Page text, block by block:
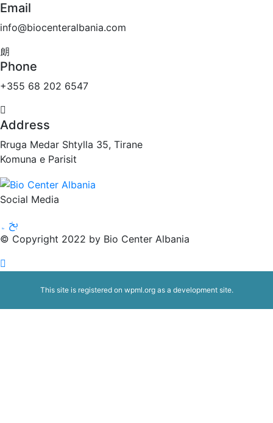
Email
info@biocenteralbania.com
Phone
+355 68 202 6547
Address
Rruga Medar Shtylla 35, Tirane
Komuna e Parisit
Social Media
© Copyright 2022 by Bio Center Albania
This site is registered on wpml.orgas a development site.